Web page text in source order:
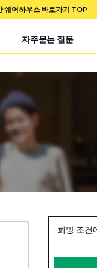
자주묻는 질문
쉐어하우스 바로가기 TOP
희망 조건